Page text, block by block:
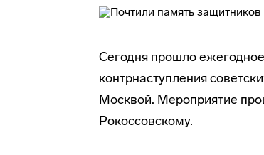
Сегодня прошло
контрнаступления
Москвой. Мероприятие
Рокоссовскому.